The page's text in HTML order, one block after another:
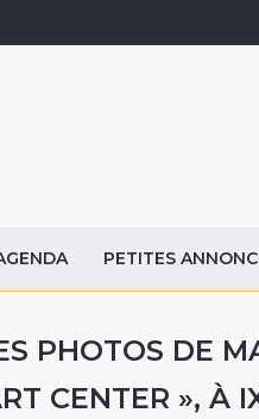
PETITES
PHOTOS DE
CENTER », À